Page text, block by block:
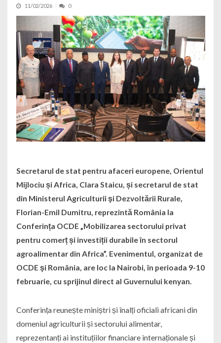
11/02/2026 0
Secretarul de stat pentru afaceri europene, Orientul
Mijlociu și Africa, Clara Staicu, și secretarul de stat
din Ministerul Agriculturii şi Dezvoltării Rurale,
Florian-Emil Dumitru, reprezintă România la
Conferința OCDE „Mobilizarea sectorului privat
pentru comerț și investiții durabile în sectorul
agroalimentar din Africa”. Evenimentul, organizat de
OCDE şi România, are loc la Nairobi, în perioada 9-10
februarie, cu sprijinul direct al Guvernului kenyan.
Conferința reunește miniștri și înalți oficiali africani din
domeniul agriculturii și sectorului alimentar,
reprezentanți ai instituțiilor financiare internaționale și